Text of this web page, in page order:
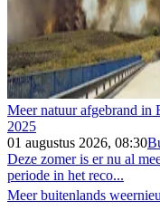
Meer natuur afgebrand in
2025
01 augustus 2026, 08:30
Deze zomer is er nu al
periode in het reco...
Meer buitenlands